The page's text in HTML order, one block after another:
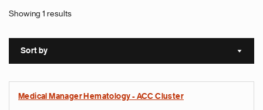
Showing 1 results
Sort by Sort
Medical Manager Hematology - ACC Cluster